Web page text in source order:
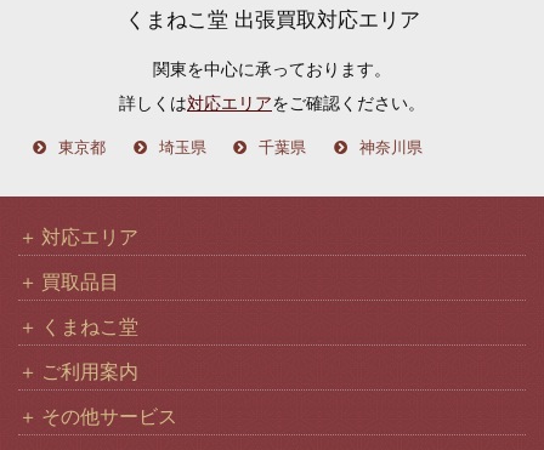
くまねこ堂 出張買取対応エリア
関東を中心に承っております。
詳しくは対応エリアをご確認ください。
東京都 埼玉県 千葉県 神奈川県
対応エリア
買取品目
くまねこ堂
ご利用案内
その他サービス